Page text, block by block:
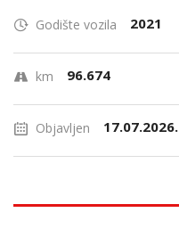
Godište vozila 2021
km 96.674
Objavljen 17.07.2026.